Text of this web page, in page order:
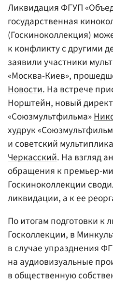
Ликвидация ФГУП
государственная
(Госкиноколлекция)
к конфликту с другими
заявили участники
«Москва-Киев»,
Новости. На встрече
Норштейн, новый
«Союзмультфильма»
худрук
и советский
Черкасский. На взгляд
обращения к премьер-
Госкиноколлекции
ликвидации, а к ее
По итогам подготовки к
Госколлекции, в
в случае упразднения
на аудиовизуальные
в общественную